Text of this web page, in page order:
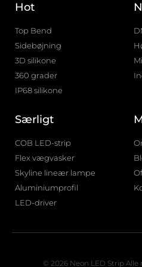
Hot
Top Bend
Sidebøjning
3D silikone
360 grader
IP68 silikone
Særligt
COB LED-strip
Flex vægvasker
Skyline lineær lampe
Aluminiumprofil
LED-driver
© 2026 Neon LED Strip